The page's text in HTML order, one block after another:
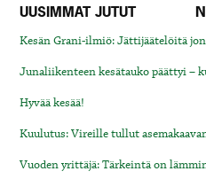
UUSIMMAT JUTUT
Kesän Grani-ilmiö: Jättijäätelöitä
Junaliikenteen kesätauko päättyi –
Hyvää kesää!
Kuulutus: Vireille tullut
Vuoden yrittäjä: Tärkeintä on